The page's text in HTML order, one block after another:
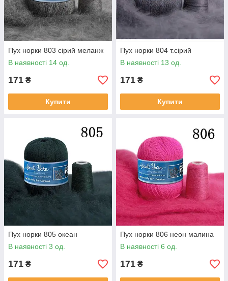
Пух норки 803 сірий меланж
В наявності 14 од.
171 ₴
Купити
Пух норки 804 т.сірий
В наявності 13 од.
171 ₴
Купити
Пух норки 805 океан
В наявності 3 од.
171 ₴
Пух норки 806 неон малина
В наявності 6 од.
171 ₴